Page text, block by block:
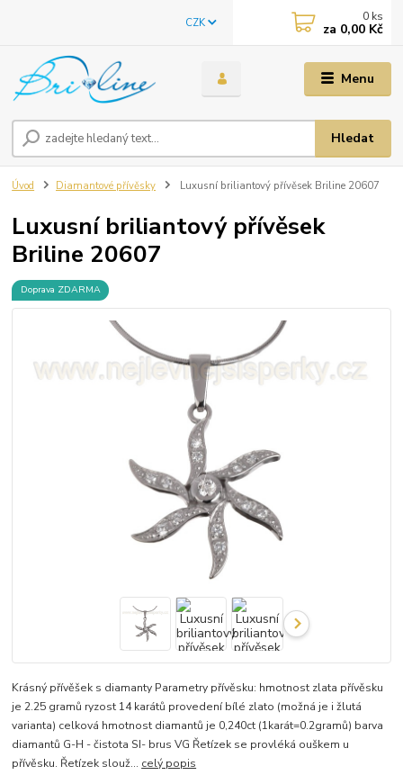
Menu
CZK
Hledat
0 ks
za 0,00 Kč
Úvod Diamantové přívěsky Luxusní briliantový přívěsek Briline 20607
Luxusní briliantový přívěsek
Briline 20607
Doprava ZDARMA
Krásný přívěšek s diamanty Parametry přívěsku: hmotnost zlata přívěsku
je 2.25 gramů ryzost 14 karátů provedení bílé zlato (možná je i žlutá
varianta) celková hmotnost diamantů je 0,240ct (1karát=0.2gramů) barva
diamantů G-H - čistota SI- brus VG Řetízek se provléká ouškem u
přívěsku. Řetízek slouž... celý popis